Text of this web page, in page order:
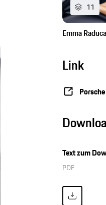
11
Emma
Link
Text zum
PDF